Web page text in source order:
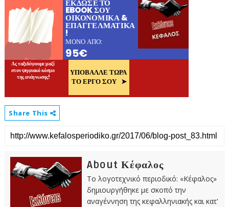
Share This
About Κέφαλος
Το λογοτεχνικό περιοδικό: «Κέφαλος»
δημιουργήθηκε με σκοπό την
αναγέννηση της κεφαλληνιακής και κατ'